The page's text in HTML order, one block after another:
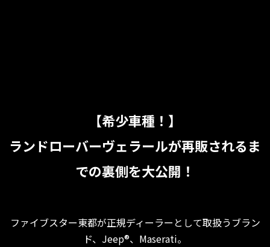
【希少車種！】
ランドローバーヴェラールが再販されるま
での裏側を大公開！
ファイブスター東都が正規ディーラーとして取扱うブラン
ド、Jeep®、Maserati。